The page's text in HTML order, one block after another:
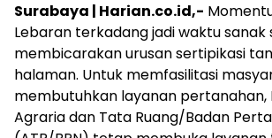
Surabaya | Harian.co.id,-
Lebaran terkadang jadi waktu sanak
membicarakan urusan sertipikasi
halaman. Untuk memfasilitasi
membutuhkan layanan pertanahan,
Agraria dan Tata Ruang/Badan